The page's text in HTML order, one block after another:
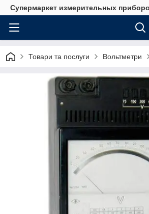
Супермаркет измерительных
Товари та послуги Вольтметри